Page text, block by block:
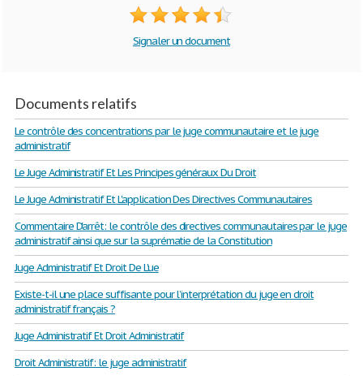
Signaler un document
Documents relatifs
Le contrôle des concentrations par le juge communautaire et le juge
administratif
Le Juge Administratif Et Les Principes généraux Du Droit
Le Juge Administratif Et L'application Des Directives Communautaires
Commentaire D'arrêt: le contrôle des directives communautaires par le juge
administratif ainsi que sur la suprématie de la Constitution
Juge Administratif Et Droit De L'ue
Existe-t-il une place suffisante pour l’interprétation du juge en droit
administratif français ?
Juge Administratif Et Droit Administratif
Droit Administratif: le juge administratif